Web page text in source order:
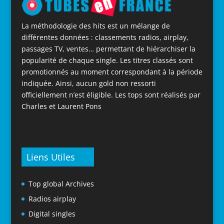
La méthodologie des hits est un mélange de
différentes données : classements radios, airplay,
passages TV, ventes… permettant de hiérarchiser la
popularité de chaque single. Les titres classés sont
promotionnés au moment correspondant à la période
indiquée. Ainsi, aucun gold non ressorti
officiellement n’est éligible. Les tops sont réalisés par
Charles et Laurent Pons
Liens Utiles
Top global Archives
Radios airplay
Digital singles